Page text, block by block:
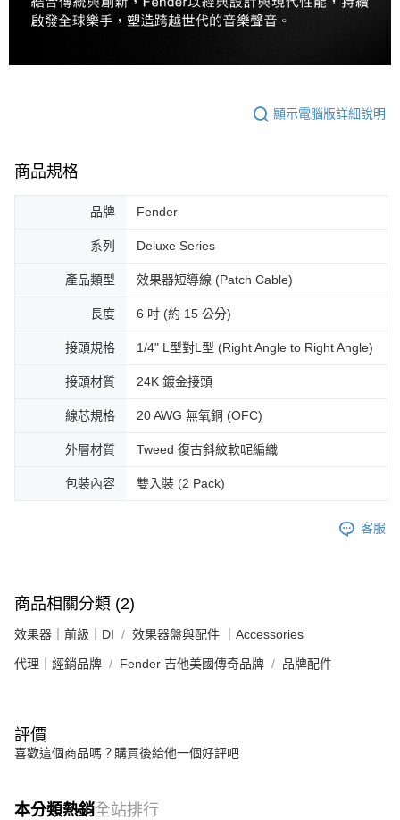
顯示電腦版詳細說明
商品規格
品牌 Fender
系列 Deluxe Series
產品類型 效果器短導線 (Patch Cable)
長度 6 吋 (約 15 公分)
接頭規格 1/4" L型對L型 (Right Angle to Right Angle)
接頭材質 24K 鍍金接頭
線芯規格 20 AWG 無氧銅 (OFC)
外層材質 Tweed 復古斜紋軟呢編織
包裝內容 雙入裝 (2 Pack)
客服
商品相關分類 (2)
效果器｜前級｜DI 效果器盤與配件 ｜Accessories
代理｜經銷品牌 Fender 吉他美國傳奇品牌 品牌配件
評價
喜歡這個商品嗎？購買後給他一個好評吧
本分類熱銷全站排行